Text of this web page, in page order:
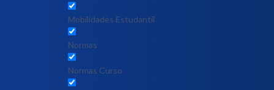
Mobilidades Estudantil
Normas
Normas Curso